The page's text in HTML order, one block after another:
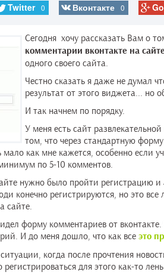
Twitter 0 Вконтакте 0
Сегодня хочу рассказать Вам о
комментарии вконтакте на сайте
одного своего сайта.
Честно сказать я даже не думал
результат от этого виджета... но
И так начнем по порядку.
У меня есть сайт
том, что через стандартную
как мне кажется, особенно если
по 5-10 комментов.
нужно было пройти регистрацию и
конечно регистрируются, но это
сайте.
форму комментариев от
И до меня дошло, что как все это
когда после прочтения
для этого как-то